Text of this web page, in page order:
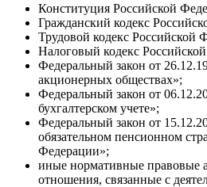
Конституция Российской
Гражданский кодекс
Трудовой кодекс Российской
Налоговый кодекс
Федеральный закон от
акционерных обществах»;
Федеральный закон от
бухгалтерском учете»;
Федеральный закон от
обязательном пенсионном
Федерации»;
иные нормативные правовые
отношения, связанные с